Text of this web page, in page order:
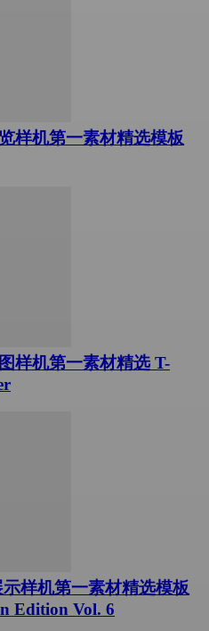
样机第一素材精选模板
样机第一素材精选 T-
样机第一素材精选模板
Edition Vol. 6